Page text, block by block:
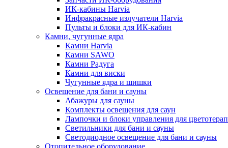
ИК-кабины Harvia
Инфракрасные излучатели Harvia
Пульты и блоки для ИК-кабин
Камни, чугунные ядра
Камни Harvia
Камни SAWO
Камни Радуга
Камни для виски
Чугунные ядра и шишки
Освещение для бани и сауны
Абажуры для сауны
Комплекты освещения для саун
Лампочки и блоки управления для
Светильники для бани и сауны
Светодиодное освещение для бани и сауны
Отопительное оборудование